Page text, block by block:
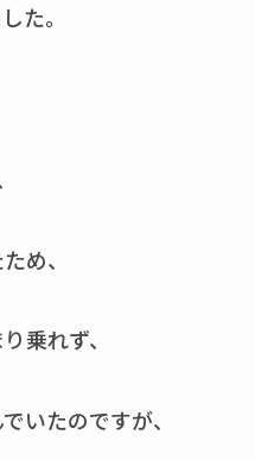
た。
め、
乗れず、
いたのですが、